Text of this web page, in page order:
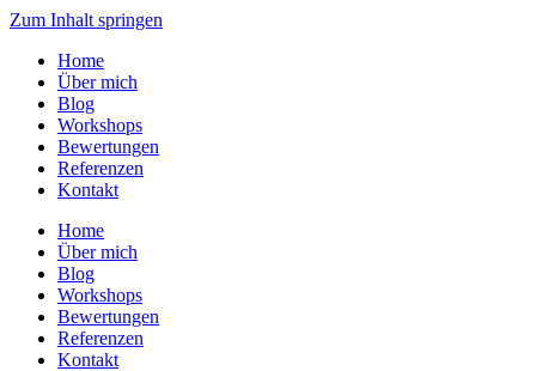
Zum Inhalt springen
Home
Über mich
Blog
Workshops
Bewertungen
Referenzen
Kontakt
Home
Über mich
Blog
Workshops
Bewertungen
Referenzen
Kontakt